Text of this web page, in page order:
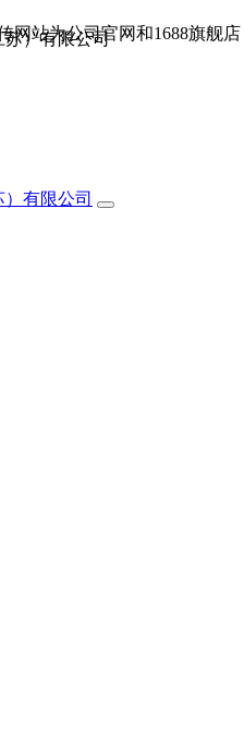
有限公司
网站为公司官网和1688旗舰